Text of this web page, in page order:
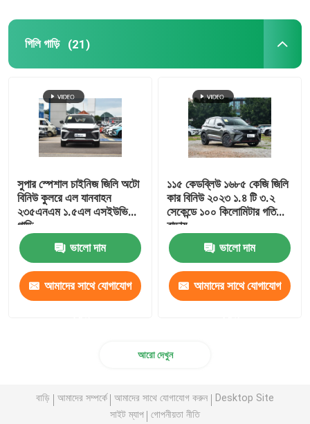
গিলি গাড়ি (21)
সুপার স্পেশাল চাইনিজ জিলি অটো
বিনিউ কুলরে এল যানবাহন
২৩৫এনএম ১.৫এল এসইউভি
গাড়ি
ভালো দাম
আমাদের সাথে যোগাযোগ
১১৫ কেডব্লিউ ১৬৮৫ কেজি জিলি
কার বিনিউ ২০২৩ ১.৪ টি ৩.২
সেকেন্ডে ১০০ কিলোমিটার গতি
বাড়ায়
ভালো দাম
আমাদের সাথে যোগাযোগ
আরো দেখুন
বাড়ি আমাদের সম্পর্কে আমাদের সাথে যোগাযোগ করুন
Desktop Site
সাইট ম্যাপ
গোপনীয়তা নীতি